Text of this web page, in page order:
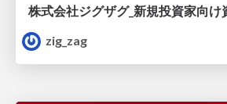
株式会社ジグザグ_新規投資家向け
zig_zag